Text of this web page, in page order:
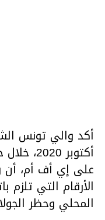
على إي أف أم، أن
الأرقام التي تلزم
المحلي وحظر